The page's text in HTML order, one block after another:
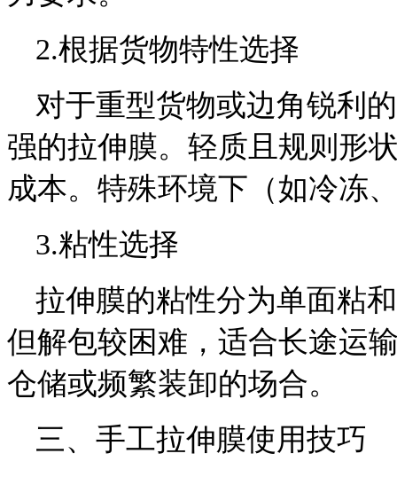
2.根据货物特性选择
对于重型货物或边角锐利
强的拉伸膜。轻质且规则形
成本。特殊环境下（如冷冻
3.粘性选择
拉伸膜的粘性分为单面粘
但解包较困难，适合长途运
仓储或频繁装卸的场合。
三、手工拉伸膜使用技巧